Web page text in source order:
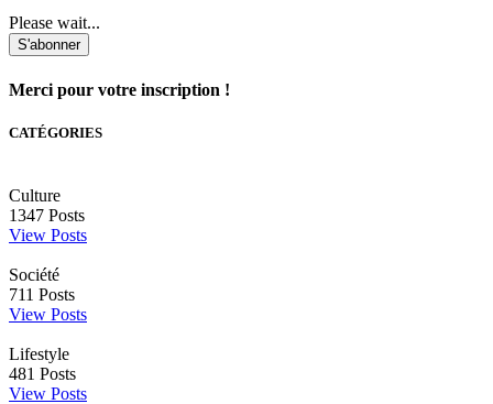
Please wait...
S'abonner
Merci pour votre inscription !
CATÉGORIES
Culture
1347 Posts
View Posts
Société
711 Posts
View Posts
Lifestyle
481 Posts
View Posts